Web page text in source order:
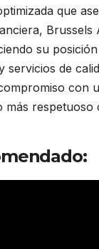
que
Brussels
su
servicios de
con
más respetuoso